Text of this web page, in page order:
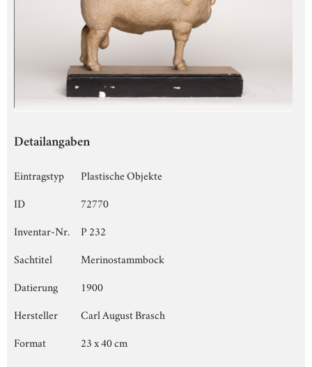
Detailangaben
Eintragstyp
Plastische Objekte
ID
72770
Inventar-Nr.
P 232
Sachtitel
Merinostammbock
Datierung
1900
Hersteller
Carl August Brasch
Format
23 x 40 cm